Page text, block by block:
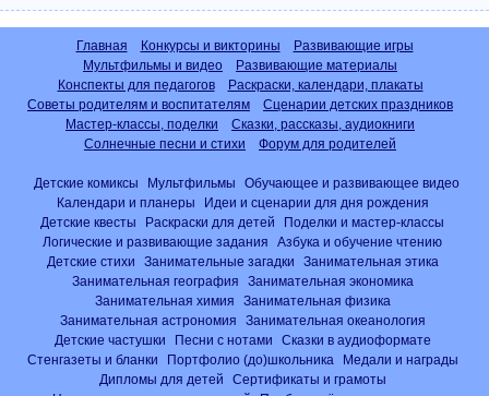
Главная Конкурсы и викторины
Развивающие игры
Мультфильмы и видео
Развивающие материалы
Конспекты для педагогов
Раскраски, календари, плакаты
Советы родителям и воспитателям
Сценарии детских праздников
Мастер-классы, поделки
Сказки, рассказы, аудиокниги
Солнечные песни и стихи
Форум для родителей
Детские комиксы Мультфильмы
Обучающее и развивающее видео
Календари и планеры
Идеи и сценарии для дня рождения
Детские квесты
Раскраски для детей
Поделки и мастер-классы
Логические и развивающие задания
Азбука и обучение чтению
Детские стихи
Занимательные загадки
Занимательная этика
Занимательная география
Занимательная экономика
Занимательная химия
Занимательная физика
Занимательная астрономия
Занимательная океанология
Детские частушки
Песни с нотами
Сказки в аудиоформате
Стенгазеты и бланки
Портфолио (до)школьника
Медали и награды
Дипломы для детей
Сертификаты и грамоты